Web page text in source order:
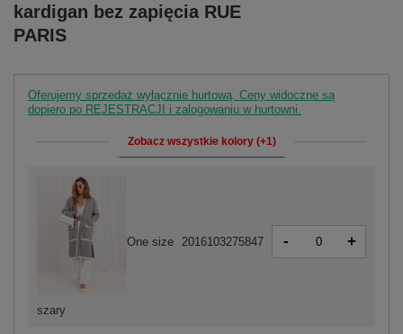
kardigan bez zapięcia RUE
PARIS
Oferujemy sprzedaż wyłącznie hurtową. Ceny widoczne są
dopiero po REJESTRACJI i zalogowaniu w hurtowni.
Zobacz wszystkie kolory (+1)
szary
One size 2016103275847 - +